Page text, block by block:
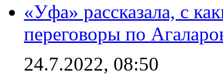
«Уфа» рассказала, с
переговоры по
24.7.2022, 08:50